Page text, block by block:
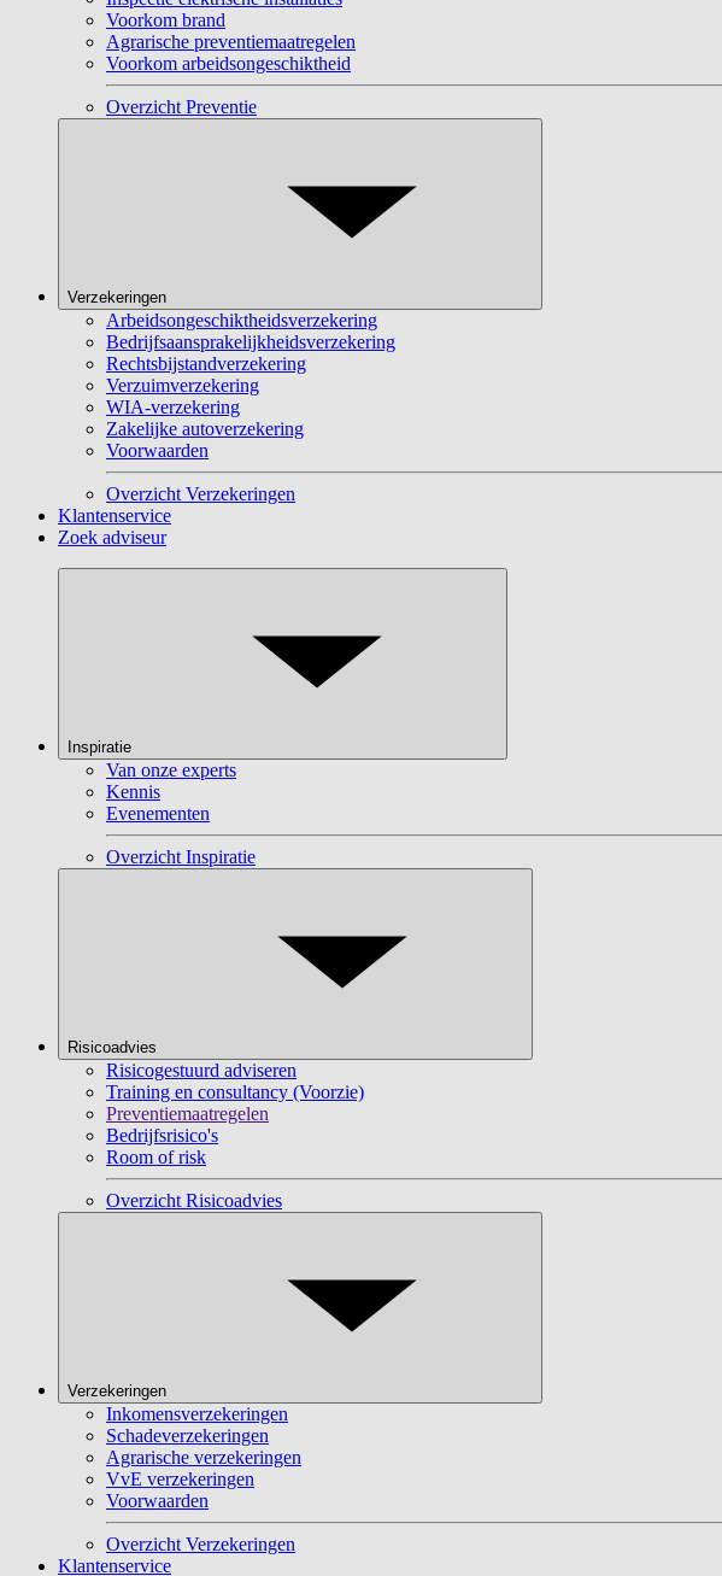
Voorkom brand
Agrarische preventiemaatregelen
Voorkom arbeidsongeschiktheid
Overzicht Preventie
Verzekeringen
Arbeidsongeschiktheidsverzekering
Bedrijfsaansprakelijkheidsverzekering
Rechtsbijstandverzekering
Verzuimverzekering
WIA-verzekering
Zakelijke autoverzekering
Voorwaarden
Overzicht Verzekeringen
Klantenservice
Zoek adviseur
Inspiratie
Van onze experts
Kennis
Evenementen
Overzicht Inspiratie
Risicoadvies
Risicogestuurd adviseren
Training en consultancy (Voorzie)
Preventiemaatregelen
Bedrijfsrisico's
Room of risk
Overzicht Risicoadvies
Verzekeringen
Inkomensverzekeringen
Schadeverzekeringen
Agrarische verzekeringen
VvE verzekeringen
Voorwaarden
Overzicht Verzekeringen
Klantenservice